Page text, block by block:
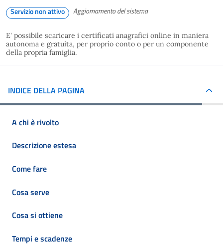
Servizio non attivo Aggiornamento del sistema
E' possibile scaricare i certificati anagrafici online in maniera
autonoma e gratuita, per proprio conto o per un componente
della propria famiglia.
INDICE DELLA PAGINA
A chi è rivolto
Descrizione estesa
Come fare
Cosa serve
Cosa si ottiene
Tempi e scadenze